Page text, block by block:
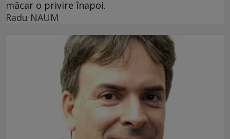
măcar o privire înapoi.
Radu NAUM